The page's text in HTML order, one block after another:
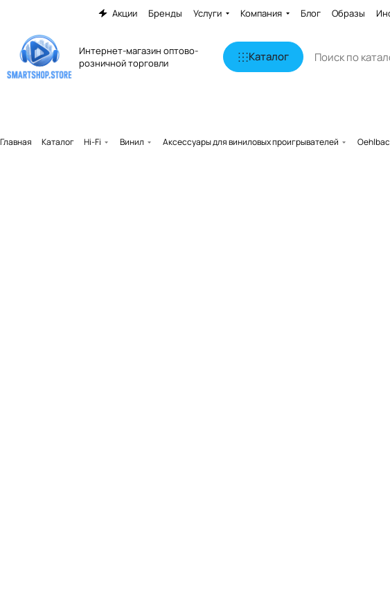
Акции Бренды Услуги Компания Блог Образы
Интернет-магазин оптово-
розничной торговли
Каталог
Главная Каталог Hi-Fi Винил Аксессуары для виниловых проигрывателей